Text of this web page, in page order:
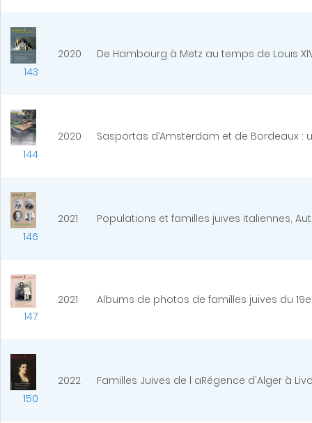
143
2020 De Hambourg à Metz au temps de Louis
144
2020 Sasportas d’Amsterdam et de Bordeaux :
146
2021 Populations et familles juives italiennes,
147
2021 Albums de photos de familles juives du
150
2022 Familles Juives de l aRégence d'Alger à